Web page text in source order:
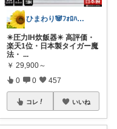
ひまわり🐼ﾌｫﾛﾊﾞ100❤️感謝
✴️圧力IH炊飯器✴️ 高評価・
楽天1位・日本製タイガー魔
法・ ...
￥ 29,900～
0 0 457
コレ いいね